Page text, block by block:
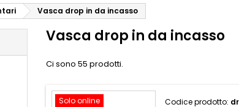
Vasca drop in da incasso
Vasca drop in da incasso
Ci sono 55 prodotti.
Solo online
Codice prodotto: